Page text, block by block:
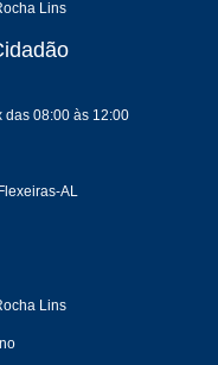
Lins
08:00 às 12:00
AL
Lins